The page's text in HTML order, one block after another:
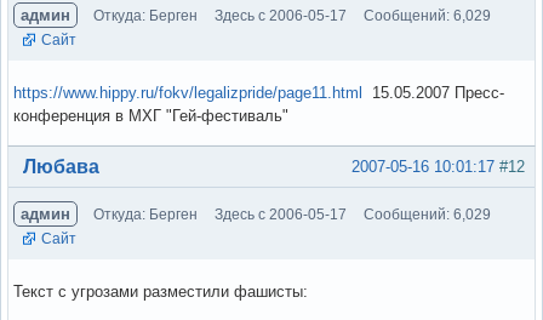
админ Откуда: Берген Здесь с 2006-05-17
Сообщений: 6,029
Сайт
https://www.hippy.ru/fokv/legalizpride/page11.html 15.05.2007 Пресс-
конференция в МХГ "Гей-фестиваль"
Вне форума #12
2007-05-16 10:01:17
Любава
админ Откуда: Берген Здесь с 2006-05-17
Сообщений: 6,029
Сайт
Текст с угрозами разместили фашисты: